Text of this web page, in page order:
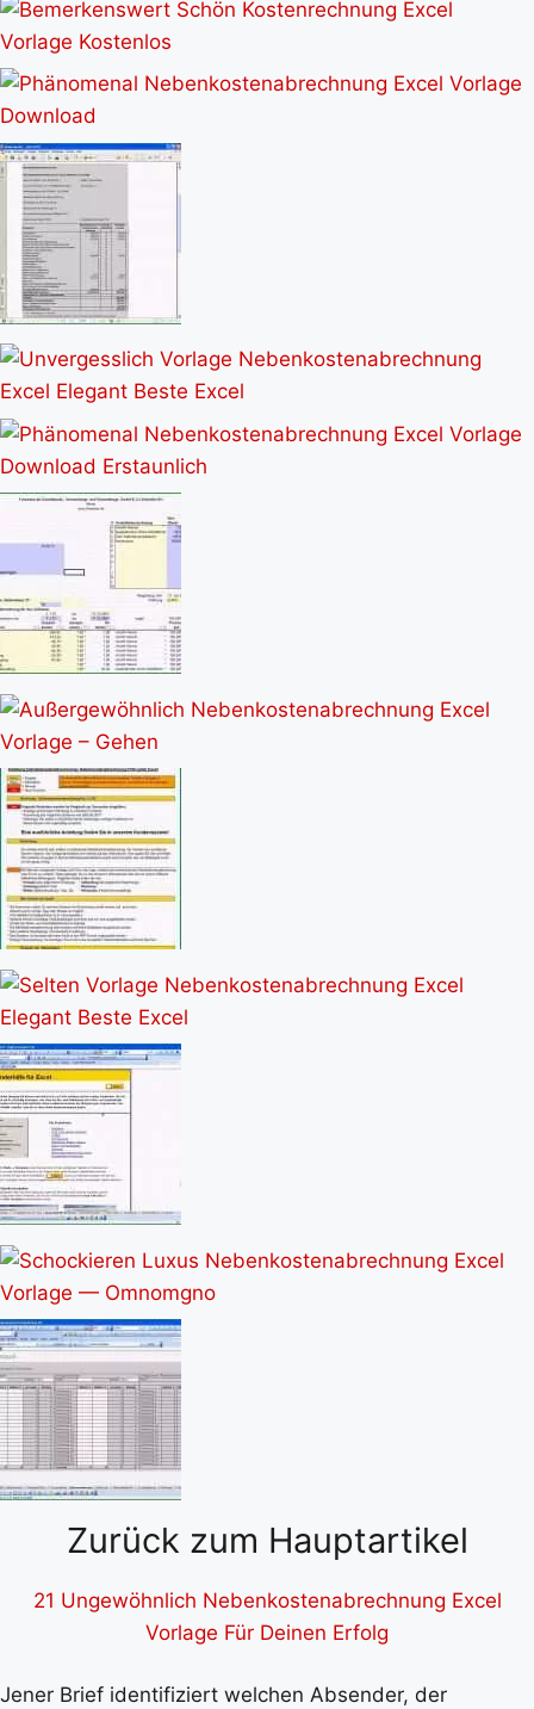
Zurück zum Hauptartikel
21 Ungewöhnlich Nebenkostenabrechnung Excel
Vorlage Für Deinen Erfolg
Jener Brief identifiziert welchen Absender, der